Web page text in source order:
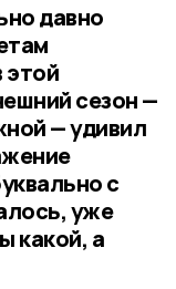
давно
этой
сезон —
— удивил
с
уже
какой, а